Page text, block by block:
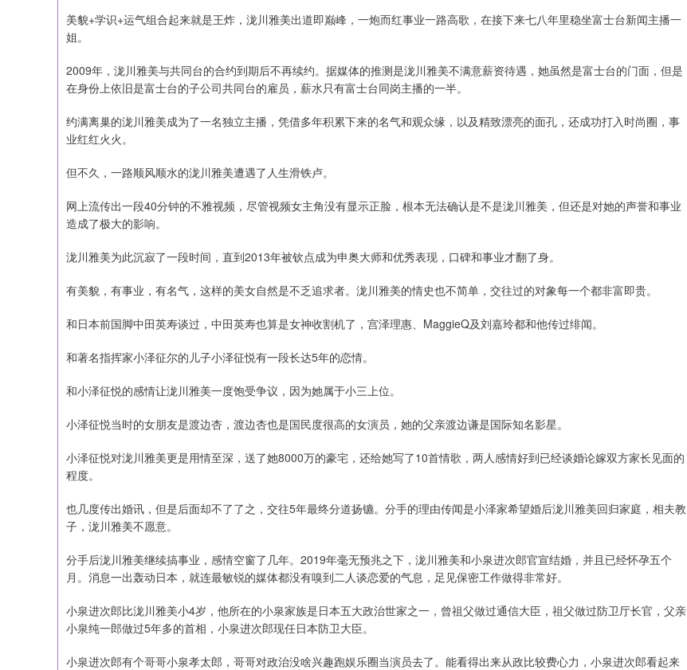
美貌+学识+运气组合起来就是王炸，泷川雅美出道即巅峰，一炮而红事业一路高歌，在接下来七八年里稳坐富士台新闻主播一
姐。
2009年，泷川雅美与共同台的合约到期后不再续约。据媒体的推测是泷川雅美不满意薪资待遇，她虽然是富士台的门面，但是
在身份上依旧是富士台的子公司共同台的雇员，薪水只有富士台同岗主播的一半。
约满离巢的泷川雅美成为了一名独立主播，凭借多年积累下来的名气和观众缘，以及精致漂亮的面孔，还成功打入时尚圈，事
业红红火火。
但不久，一路顺风顺水的泷川雅美遭遇了人生滑铁卢。
网上流传出一段40分钟的不雅视频，尽管视频女主角没有显示正脸，根本无法确认是不是泷川雅美，但还是对她的声誉和事业
造成了极大的影响。
泷川雅美为此沉寂了一段时间，直到2013年被钦点成为申奥大师和优秀表现，口碑和事业才翻了身。
有美貌，有事业，有名气，这样的美女自然是不乏追求者。泷川雅美的情史也不简单，交往过的对象每一个都非富即贵。
和日本前国脚中田英寿谈过，中田英寿也算是女神收割机了，宫泽理惠、MaggieQ及刘嘉玲都和他传过绯闻。
和著名指挥家小泽征尔的儿子小泽征悦有一段长达5年的恋情。
和小泽征悦的感情让泷川雅美一度饱受争议，因为她属于小三上位。
小泽征悦当时的女朋友是渡边杏，渡边杏也是国民度很高的女演员，她的父亲渡边谦是国际知名影星。
小泽征悦对泷川雅美更是用情至深，送了她8000万的豪宅，还给她写了10首情歌，两人感情好到已经谈婚论嫁双方家长见面的
程度。
也几度传出婚讯，但是后面却不了了之，交往5年最终分道扬镳。分手的理由传闻是小泽家希望婚后泷川雅美回归家庭，相夫教
子，泷川雅美不愿意。
分手后泷川雅美继续搞事业，感情空窗了几年。2019年毫无预兆之下，泷川雅美和小泉进次郎官宣结婚，并且已经怀孕五个
月。消息一出轰动日本，就连最敏锐的媒体都没有嗅到二人谈恋爱的气息，足见保密工作做得非常好。
小泉进次郎比泷川雅美小4岁，他所在的小泉家族是日本五大政治世家之一，曾祖父做过通信大臣，祖父做过防卫厅长官，父亲
小泉纯一郎做过5年多的首相，小泉进次郎现任日本防卫大臣。
小泉进次郎有个哥哥小泉孝太郎，哥哥对政治没啥兴趣跑娱乐圈当演员去了。能看得出来从政比较费心力，小泉进次郎看起来